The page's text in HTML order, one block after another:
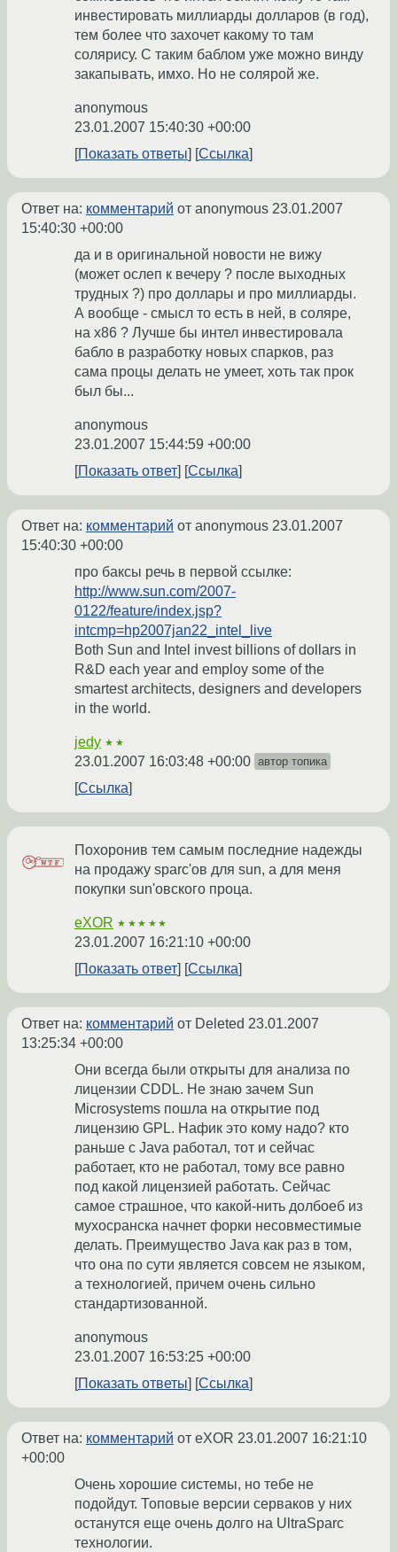
инвестировать миллиарды долларов (в год),
тем более что захочет какому то там
солярису. С таким баблом уже можно винду
закапывать, имхо. Но не солярой же.
anonymous
23.01.2007 15:40:30 +00:00
Показать ответы
Ссылка
Ответ на: комментарий от anonymous 23.01.2007
15:40:30 +00:00
да и в оригинальной новости не вижу
(может ослеп к вечеру ? после выходных
трудных ?) про доллары и про миллиарды.
А вообще - смысл то есть в ней, в соляре,
на х86 ? Лучше бы интел инвестировала
бабло в разработку новых спарков, раз
сама процы делать не умеет, хоть так прок
был бы...
anonymous
23.01.2007 15:44:59 +00:00
Показать ответ
Ссылка
Ответ на: комментарий от anonymous 23.01.2007
15:40:30 +00:00
про баксы речь в первой ссылке:
http://www.sun.com/2007-
0122/feature/index.jsp?
intcmp=hp2007jan22_intel_live
Both Sun and Intel invest billions of dollars in
R&D each year and employ some of the
smartest architects, designers and developers
in the world.
jedy ★★
23.01.2007 16:03:48 +00:00 автор топика
Ссылка
Похоронив тем самым последние надежды
на продажу sparc'ов для sun, а для меня
покупки sun'овского проца.
eXOR ★★★★★
23.01.2007 16:21:10 +00:00
Показать ответ
Ссылка
Ответ на: комментарий от Deleted 23.01.2007
13:25:34 +00:00
Они всегда были открыты для анализа по
лицензии CDDL. Не знаю зачем Sun
Microsystems пошла на открытие под
лицензию GPL. Нафик это кому надо? кто
раньше с Java работал, тот и сейчас
работает, кто не работал, тому все равно
под какой лицензией работать. Сейчас
самое страшное, что какой-нить долбоеб из
мухосранска начнет форки несовместимые
делать. Преимущество Java как раз в том,
что она по сути является совсем не языком,
а технологией, причем очень сильно
стандартизованной.
anonymous
23.01.2007 16:53:25 +00:00
Показать ответы
Ссылка
Ответ на: комментарий от eXOR 23.01.2007 16:21:10
+00:00
Очень хорошие системы, но тебе не
подойдут. Топовые версии серваков у них
останутся еще очень долго на UltraSparc
технологии.